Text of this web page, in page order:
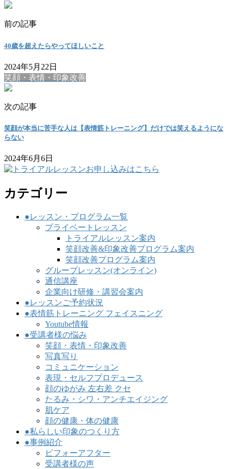
前の記事
40歳を超えたらやってほしいこと
2024年5月22日
笑顔・表情・印象改善
次の記事
笑顔が本当に苦手な人は【表情筋トレーニング】だけでは笑えるようにな
らない
2024年6月6日
カテゴリー
●レッスン・プログラム一覧
プライベートレッスン
トライアルレッスン案内
笑顔改善&印象改善プログラム案内
笑顔改善プログラム案内
グループレッスン(オンライン)
通信講座
企業向け研修・講習会案内
●レッスンご予約状況
●表情筋トレーニング フェイスニング
Youtube情報
●受講者様の悩み
笑顔・表情・印象改善
写真写り
コミュニケーション
表現・セルフプロデュース
顔のゆがみ 左右差 クセ
たるみ・シワ・アンチエイジング
肌ケア
顔の健康・体の健康
●私らしい印象のつくり方
●事例紹介
ビフォーアフター
受講者様の声